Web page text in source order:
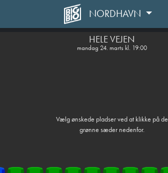
NORDHAVN
HELE VEJEN
mandag 24. marts kl. 19:00
Vælg ønskede pladser ved at klikke på de
grønne sæder nedenfor.
front03-cc 092109